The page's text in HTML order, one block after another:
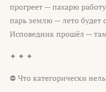
прогреет — пахарю
парь землю — лето будет
Исповедник прошёл —
✦ ✦ ✦
⛔ Что категорически